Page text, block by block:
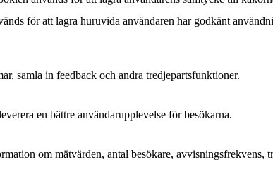
för att lagra huruvida användaren har godkänt
samla in feedback och andra tredjepartsfunktioner.
en bättre användarupplevelse för besökarna.
om mätvärden, antal besökare, avvisningsfrekvens,